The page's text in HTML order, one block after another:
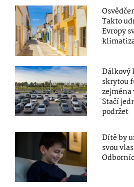
Takto
Evropy
Dálkový
skrytou
zejména
Stačí
podržet
Dítě by
svou